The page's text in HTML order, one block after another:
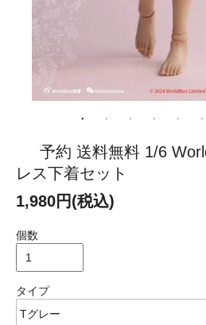
予約 送料無料 1/6
レス下着セット
1,980円(税込)
個数
タイプ